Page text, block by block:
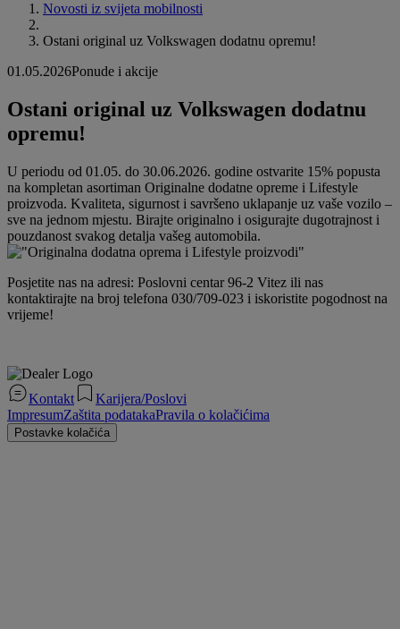
Novosti iz svijeta mobilnosti
Ostani original uz Volkswagen dodatnu opremu!
01.05.2026Ponude i akcije
Ostani original uz Volkswagen dodatnu
opremu!
U periodu od 01.05. do 30.06.2026. godine ostvarite 15% popusta
na kompletan asortiman Originalne dodatne opreme i Lifestyle
proizvoda. Kvaliteta, sigurnost i savršeno uklapanje uz vaše vozilo –
sve na jednom mjestu. Birajte originalno i osigurajte dugotrajnost i
pouzdanost svakog detalja vašeg automobila.
Posjetite nas na adresi: Poslovni centar 96-2 Vitez ili nas
kontaktirajte na broj telefona 030/709-023 i iskoristite pogodnost na
vrijeme!
Kontakt
Karijera/Poslovi
ImpresumZaštita podatakaPravila o kolačićima
Postavke kolačića